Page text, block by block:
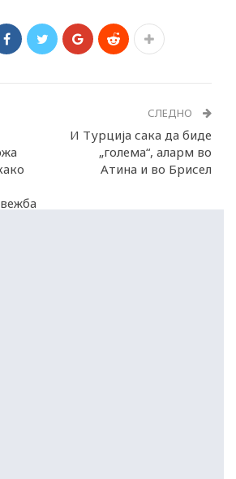
СЛЕДНО
И Турција сака да биде
„голема“, аларм во
Атина и во Брисел